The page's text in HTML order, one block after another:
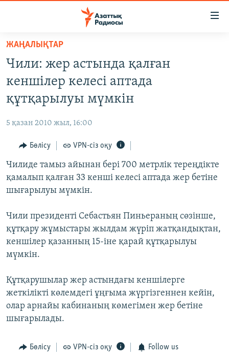
Skip
main
content
to
main
Search
АДАМ ҚҰҚЫҚТАРЫ
ӘЛЕУМЕТ
ӘЛЕМ
АРНАЙЫ ЖОБАЛАР
Русский
ЖАЗЫЛЫҢЫЗ
Басқа тілдерде
ЖАҢАЛЫҚТАР
Чили: жер астында қалған
кеншілер келесі аптада
құтқарылуы мүмкін
5 қазан 2010 жыл, 16:00
Бөлісу VPN-сіз оқу
Чилиде тамыз айынан бері 700 метрлік тереңдікте
қамалып қалған 33 кенші келесі аптада жер бетіне
шығарылуы мүмкін.
Чили президенті Себастьян Пиньераның сөзінше,
құтқару жұмыстары жылдам жүріп жатқандықтан,
кеншілер қазанның 15-іне қарай құтқарылуы
мүмкін.
Құтқарушылар жер астындағы кеншілерге
жеткілікті көлемдегі ұңғыма жүргізгеннен кейін,
олар арнайы кабинаның көмегімен жер бетіне
шығарылады.
Бөлісу VPN-сіз оқу Follow us